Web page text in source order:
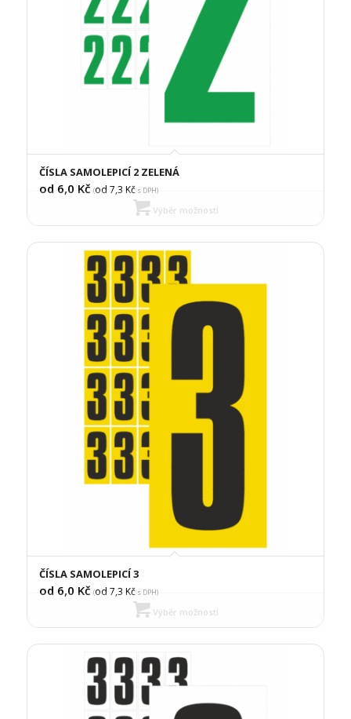
ČÍSLA SAMOLEPICÍ 2 ZELENÁ
od 6,0 Kč (od 7,3 Kčs DPH)
Výběr možností
ČÍSLA SAMOLEPICÍ 3
od 6,0 Kč (od 7,3 Kčs DPH)
Výběr možností